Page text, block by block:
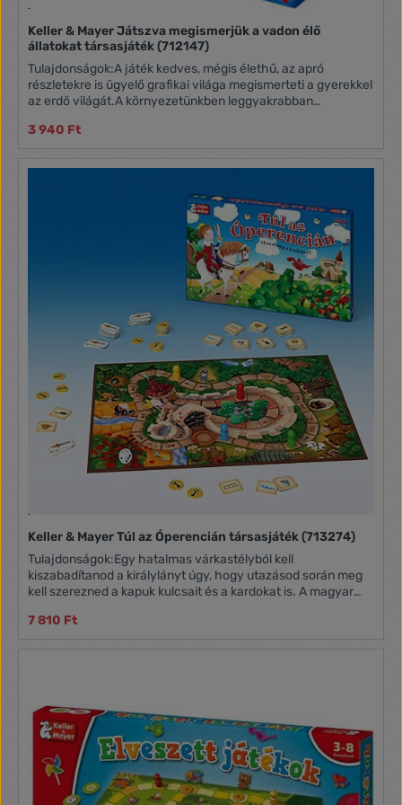
Keller & Mayer Játszva megismerjük a vadon élő
állatokat társasjáték (712147)
Tulajdonságok:A játék kedves, mégis élethű, az apró
részletekre is ügyelő grafikai világa megismerteti a gyerekkel
az erdő világát.A környezetünkben leggyakrabban
A harminc puzzle-elem a korosztálynak megfelelő
bonyolultsági fokon sok játéklehetőséget biztosít. Tartalom:
10 darab háromrészes puzzle
3 940 Ft
Keller & Mayer Túl az Óperencián társasjáték (713274)
Tulajdonságok:Egy hatalmas várkastélyból kell
kiszabadítanod a királylányt úgy, hogy utazásod során meg
kell szerezned a kapuk kulcsait és a kardokat is. A magyar
társasjáték, mely során rengeteg izgalom és fordulat várja a
játékosokat. Ne feledd, ha segítesz a bajbajutott
7 810 Ft